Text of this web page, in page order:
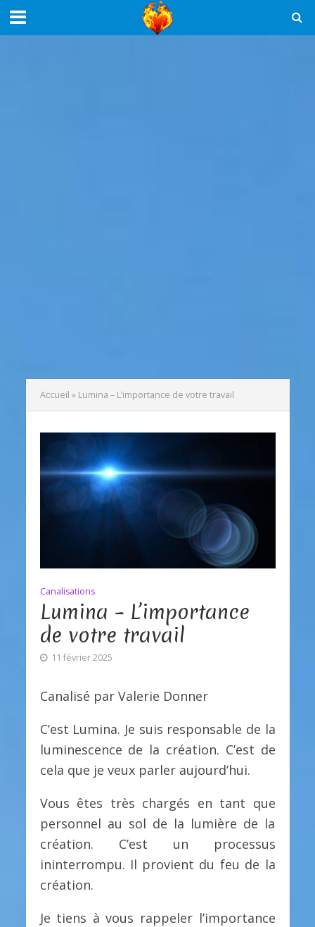
Accueil » Lumina – L’importance de votre travail
Canalisations
Lumina – L’importance
de votre travail
11 février 2025
Canalisé par Valerie Donner
C’est Lumina. Je suis responsable de la
luminescence de la création. C’est de
cela que je veux parler aujourd’hui.
Vous êtes très chargés en tant que
personnel au sol de la lumière de la
création. C’est un processus
ininterrompu. Il provient du feu de la
création.
Je tiens à vous rappeler l’importance